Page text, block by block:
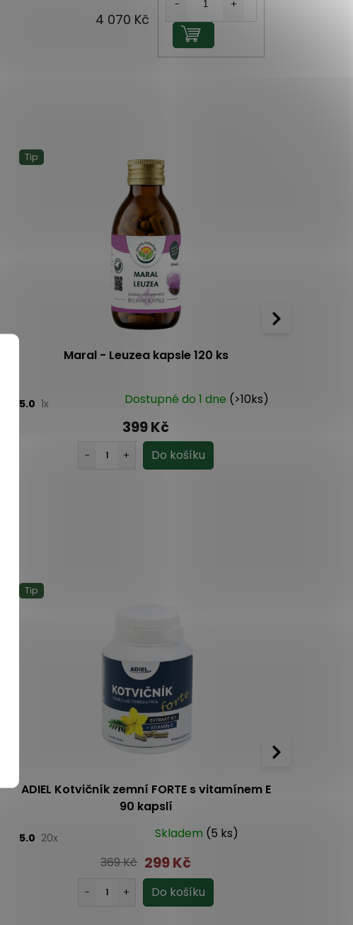
Tip
Maral - Leuzea kapsle 120 ks
5.0 1x Dostupné do 1 dne (>10ks)
399 Kč
4 070 Kč
Do košíku
Tip
ADIEL Kotvičník zemní FORTE s vitamínem E
90 kapslí
5.0 20x Skladem (5 ks)
369 Kč 299 Kč